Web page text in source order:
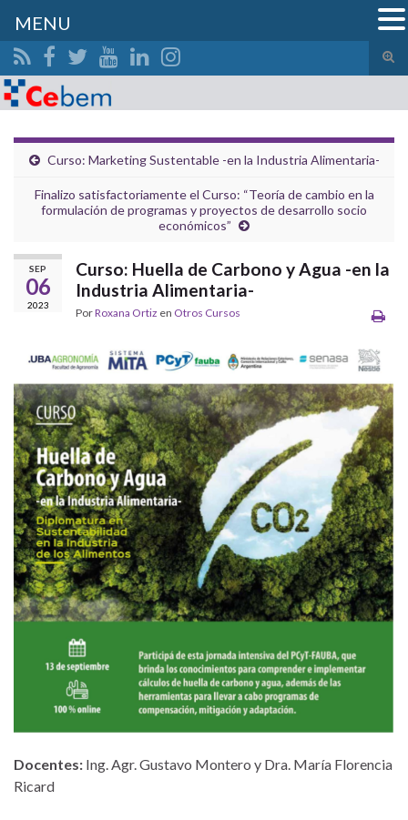
el
Search for:
Curso: Marketing Sustentable -en la Industria Alimentaria-
Finalizo satisfactoriamente el Curso: “Teoría de cambio en la
formulación de programas y proyectos de desarrollo socio
económicos”
SEP
06
2023
Curso: Huella de Carbono y Agua -en la
Industria Alimentaria-
PorRoxana Ortiz en Otros Cursos
Docentes: Ing. Agr. Gustavo Montero y Dra. María Florencia
Ricard
MENU